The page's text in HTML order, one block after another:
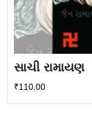
સાચી રામાયણ
₹110.00